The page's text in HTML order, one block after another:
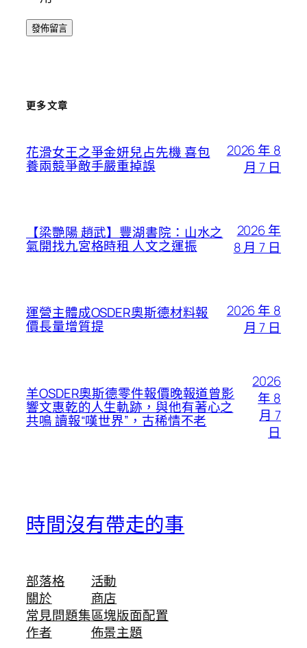
更多文章
花滑女王之爭金妍兒占先機 喜包
養兩競爭敵手嚴重掉誤
2026 年 8
月 7 日
【梁艷陽 趙武】豐湖書院：山水之
氣開找九宮格時租 人文之運振
2026 年
8 月 7 日
運營主體成OSDER奧斯德材料報
價長量增質提
2026 年 8
月 7 日
羊OSDER奧斯德零件報價晚報道曾影
響文惠乾的人生軌跡，與他有著心之
共鳴 讀報“嘆世界”，古稀情不老
2026
年 8
月 7
日
時間沒有帶走的事
部落格
關於
常見問題集
作者
活動
商店
區塊版面配置
佈景主題